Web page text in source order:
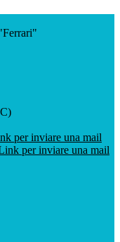
per inviare una mail
per inviare una mail